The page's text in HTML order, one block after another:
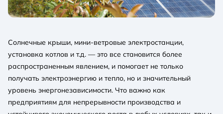
Солнечные крыши, мини-ветровые электростанции,
установка котлов и т.д. — это все становится более
распространенным явлением, и помогает не только
получать электроэнергию и тепло, но и значительный
уровень энергонезависимости. Что важно как
предприятиям для непрерывности производства и